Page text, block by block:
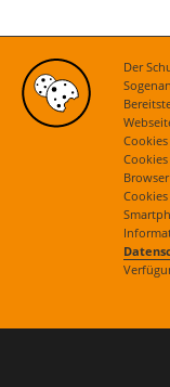
Der
Kategorien
Aktuelles